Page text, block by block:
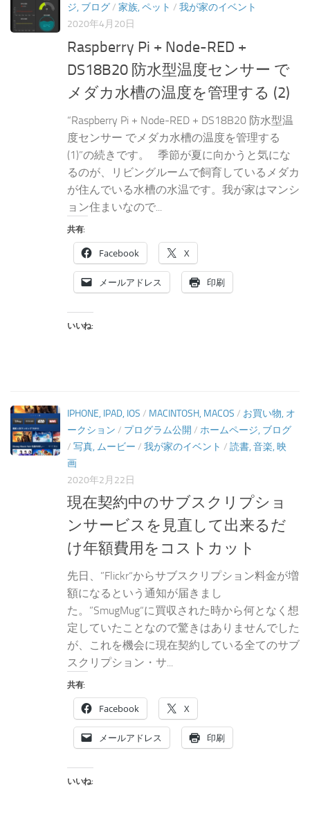
ジ, ブログ/ 家族, ペット / 我が家のイベント
2020年4月20日
Raspberry Pi + Node-RED +
DS18B20 防水型温度センサー で
メダカ水槽の温度を管理する (2)
“Raspberry Pi + Node-RED + DS18B20 防水型温
度センサー でメダカ水槽の温度を管理する
(1)”の続きです。 季節が夏に向かうと気にな
るのが、リビングルームで飼育しているメダカ
が住んでいる水槽の水温です。我が家はマンシ
ョン住まいなので...
共有:
Facebook X
メールアドレス 印刷
いいね:
IPHONE, IPAD, IOS / MACINTOSH, MACOS / お買い物, オ
ークション / プログラム公開 / ホームページ, ブログ
/ 写真, ムービー / 我が家のイベント / 読書, 音楽, 映
画
2020年2月22日
現在契約中のサブスクリプショ
ンサービスを見直して出来るだ
け年額費用をコストカット
先日、”Flickr“からサブスクリプション料金が増
額になるという通知が届きまし
た。”SmugMug“に買収された時から何となく想
定していたことなので驚きはありませんでした
が、これを機会に現在契約している全てのサブ
スクリプション・サ...
共有:
Facebook X
メールアドレス 印刷
いいね: